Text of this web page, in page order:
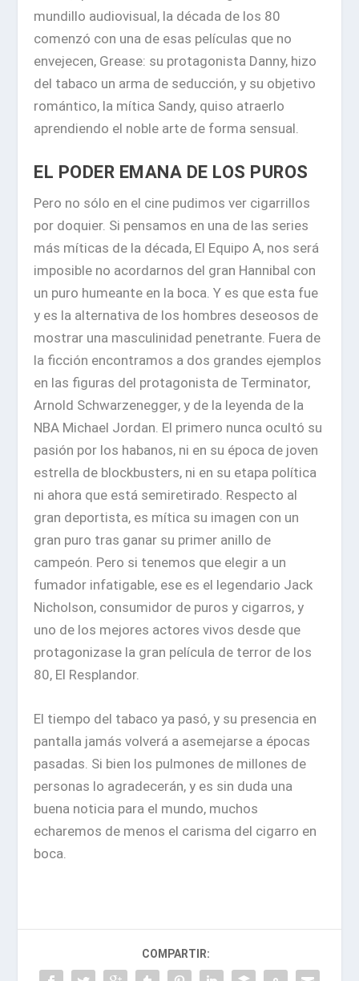
mundillo audiovisual, la década de los 80
comenzó con una de esas películas que no
envejecen, Grease: su protagonista Danny, hizo
del tabaco un arma de seducción, y su objetivo
romántico, la mítica Sandy, quiso atraerlo
aprendiendo el noble arte de forma sensual.
EL PODER EMANA DE LOS PUROS
Pero no sólo en el cine pudimos ver cigarrillos
por doquier. Si pensamos en una de las series
más míticas de la década, El Equipo A, nos será
imposible no acordarnos del gran Hannibal con
un puro humeante en la boca . Y es que esta fue
y es la alternativa de los hombres deseosos de
mostrar una masculinidad penetrante. Fuera de
la ficción encontramos a dos grandes ejemplos
en las figuras del protagonista de Terminator,
Arnold Schwarzenegger, y de la leyenda de la
NBA Michael Jordan. El primero nunca ocultó su
pasión por los habanos, ni en su época de joven
estrella de blockbusters, ni en su etapa política
ni ahora que está semiretirado. Respecto al
gran deportista, es mítica su imagen con un
gran puro tras ganar su primer anillo de
campeón. Pero si tenemos que elegir a un
fumador infatigable, ese es el legendario Jack
Nicholson, consumidor de puros y cigarros, y
uno de los mejores actores vivos desde que
protagonizase la gran película de terror de los
80, El Resplandor.
El tiempo del tabaco ya pasó, y su presencia en
pantalla jamás volverá a asemejarse a épocas
pasadas. Si bien los pulmones de millones de
personas lo agradecerán, y es sin duda una
buena noticia para el mundo, muchos
echaremos de menos el carisma del cigarro en
boca.
COMPARTIR: